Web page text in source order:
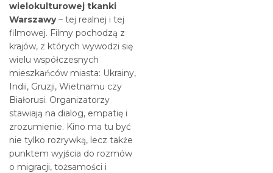
wielokulturowej tkanki
Warszawy– tej realnej i tej
filmowej. Filmy pochodzą z
krajów, z których wywodzi się
wielu współczesnych
mieszkańców miasta: Ukrainy,
Indii, Gruzji, Wietnamu czy
Białorusi. Organizatorzy
stawiają na dialog, empatię i
zrozumienie. Kino ma tu być
nie tylko rozrywką, lecz także
punktem wyjścia do rozmów
o migracji, tożsamości i